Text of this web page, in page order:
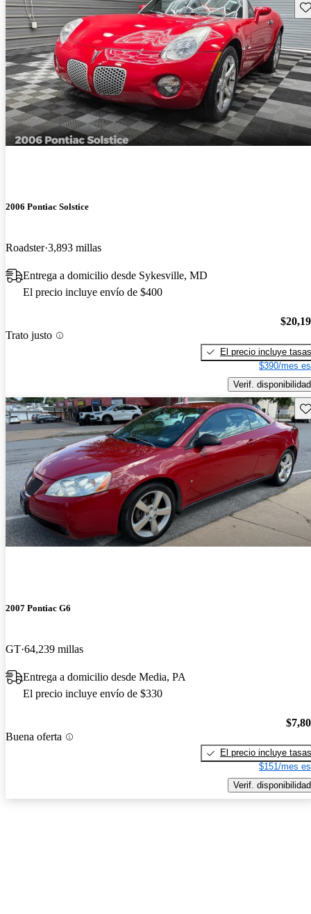
2006 Pontiac Solstice
Roadster 3,893 millas
Entrega a domicilio desde Sykesville, MD
El precio incluye envío de $400
Trato justo
El precio incluye tasas
$390/mes
Verif. disponibilidad
2007 Pontiac G6
GT 64,239 millas
Entrega a domicilio desde Media, PA
El precio incluye envío de $330
Buena oferta
El precio incluye tasas
$151/mes
Verif. disponibilidad